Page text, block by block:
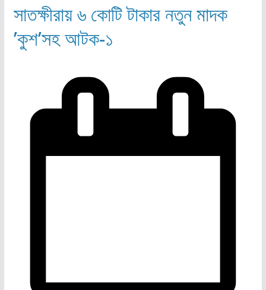
সাতক্ষীরায় ৬ কোটি টাকার নতুন মাদক
’কুশ’সহ আটক-১